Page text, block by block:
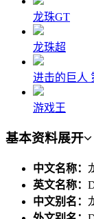
龙珠GT
龙珠超
进击的巨人
游戏王
基本资料展开
中文名称：
英文名称：
中文别名：